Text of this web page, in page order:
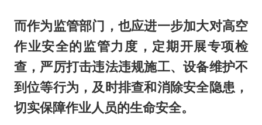
而作为监管部门，也应进一步加大对高空
作业安全的监管力度，定期开展专项检
查，严厉打击违法违规施工、设备维护不
到位等行为，及时排查和消除安全隐患，
切实保障作业人员的生命安全。